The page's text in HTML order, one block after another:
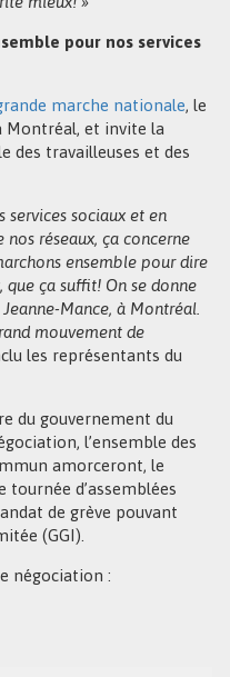
pour nos services
marche nationale, le
Montréal, et invite la
des travailleuses et des
services sociaux et en
nos réseaux, ça concerne
ensemble pour dire
que ça suffit! On se donne
Mance, à Montréal.
mouvement de
les représentants du
du gouvernement du
l’ensemble des
amorceront, le
d’assemblées
de grève pouvant
(GGI).
négociation :